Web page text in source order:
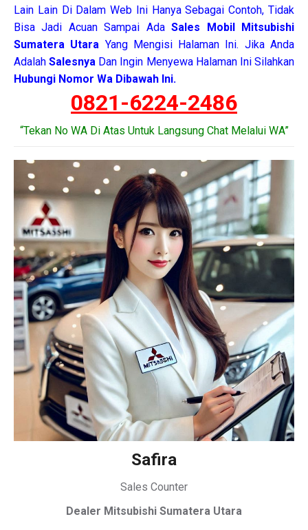
Lain Lain Di Dalam Web Ini Hanya Sebagai Contoh, Tidak
Bisa Jadi Acuan Sampai AdaSales Mobil Mitsubishi
Sumatera Utara Yang Mengisi Halaman Ini. Jika Anda
AdalahSalesnya Dan Ingin Menyewa Halaman Ini Silahkan
Hubungi Nomor Wa Dibawah Ini.
0821-6224-2486
“Tekan No WA Di Atas Untuk Langsung Chat Melalui WA”
Safira
Sales Counter
Dealer Mitsubishi Sumatera Utara